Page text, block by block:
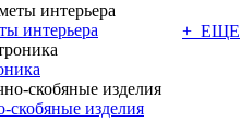
интерьера
скобяные изделия
+ ЕЩЕ